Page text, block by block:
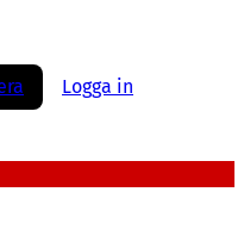
Logga in